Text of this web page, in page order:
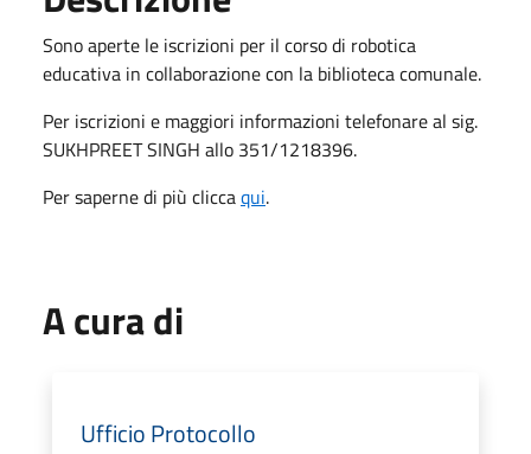
Sono aperte le iscrizioni per il corso di robotica
educativa in collaborazione con la biblioteca comunale.
Per iscrizioni e maggiori informazioni telefonare al sig.
SUKHPREET SINGH allo 351/1218396.
Per saperne di più cliccaqui.
A cura di
Ufficio Protocollo